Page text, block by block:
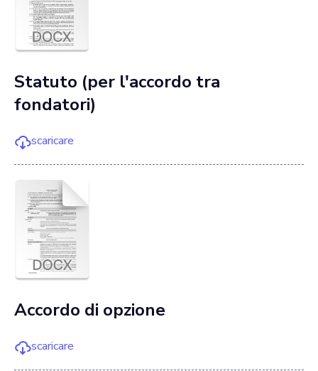
Statuto (per l'accordo tra
fondatori)
scaricare
Accordo di opzione
scaricare